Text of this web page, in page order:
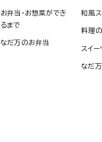
お弁当・お惣菜ができ
るまで
なだ万のお弁当
和風ス
料理
スイー
なだ